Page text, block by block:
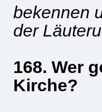
bekennen
der
168. Wer
Kirche?